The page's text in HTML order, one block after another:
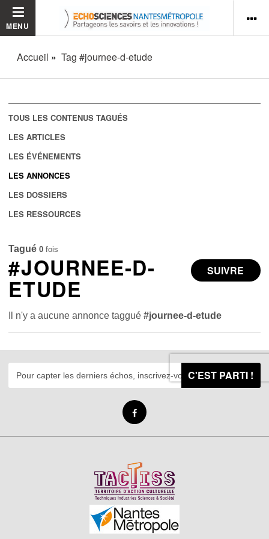
MENU
Accueil Tag #journee-d-etude
TOUS LES CONTENUS TAGUÉS
LES ARTICLES
LES ÉVÉNEMENTS
LES ANNONCES
LES DOSSIERS
LES RESSOURCES
Tagué 0 fois
SUIVRE
#JOURNEE-D-
ETUDE
Il n'y a aucune annonce taggué#journee-d-etude
C'EST PARTI !